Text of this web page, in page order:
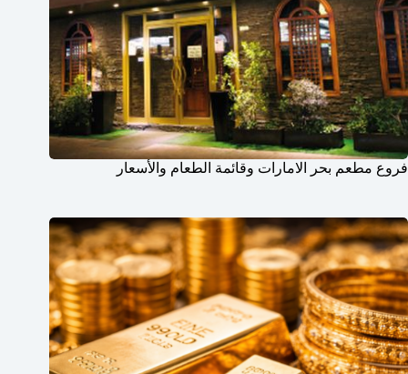
فروع مطعم بحر الامارات وقائمة الطعام والأسعار